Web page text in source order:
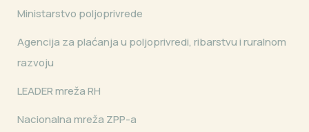
Ministarstvo poljoprivrede
Agencija za plaćanja u poljoprivredi, ribarstvu i ruralnom
razvoju
LEADER mreža RH
Nacionalna mreža ZPP-a